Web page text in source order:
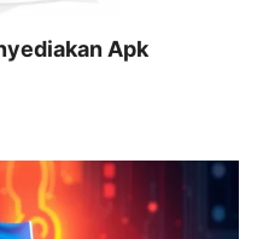
Apk